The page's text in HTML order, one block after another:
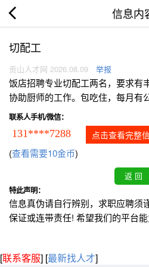
信息内
切配工
贡山人才网 2026.08.09 举报
饭店招聘专业切配工两名，要求有
协助厨师的工作。包吃住，每月有
联系人手机/微信：
131****7288 点击查看完整
(查看需要10金币)
特此声明：
信息真伪请自行辨别，求职应聘须
保证或连带责任! 希望我们的平台能
[联系客服] [最新找人才]